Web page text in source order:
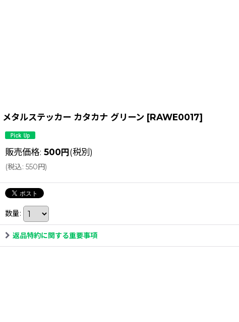
メタルステッカー カタカナ グリーン [RAWE0017]
販売価格: 500円(税別)
(税込: 550円)
数量:
返品特約に関する重要事項